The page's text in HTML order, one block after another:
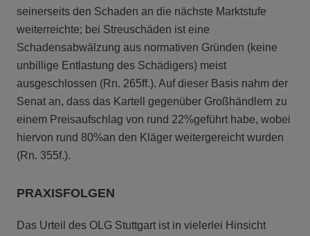
seinerseits den Schaden an die nächste Marktstufe
weiterreichte; bei Streuschäden ist eine
Schadensabwälzung aus normativen Gründen (keine
unbillige Entlastung des Schädigers) meist
ausgeschlossen (Rn. 265ff.). Auf dieser Basis nahm der
Senat an, dass das Kartell gegenüber Großhändlern zu
einem Preisaufschlag von rund 22%geführt habe, wobei
hiervon rund 80%an den Kläger weitergereicht wurden
(Rn. 355f.).
PRAXISFOLGEN
Das Urteil des OLG Stuttgart ist in vielerlei Hinsicht